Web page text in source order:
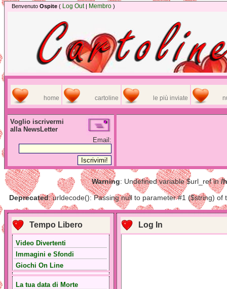
Benvenuto Ospite ( Log Out| Membro )
home cartoline le più inviate
Voglio iscrivermi
alla NewsLetter
Email:
Warning: Undefined variable $url_ref in/
Deprecated: urldecode(): Passing null to parameter #1 ($string)
Tempo Libero
Video Divertenti
Immagini e Sfondi
Giochi On Line
La tua data di Morte
Log In